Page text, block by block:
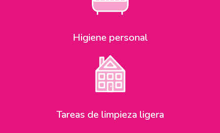
Higiene personal
Tareas de limpieza ligera